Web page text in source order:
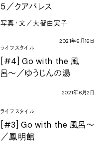
5／クアパレス
写真・文／大智由実子
2021年6 月 16 日
ライフスタイル
[#4] Go with the風
呂〜／ゆうじんの湯
2021年6月2日
ライフスタイル
[#3] Go with the風呂〜
／鳳明館